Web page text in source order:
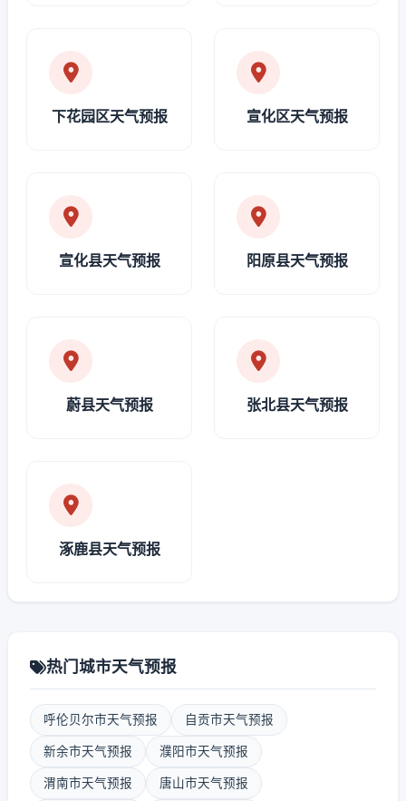
下花园区天气预报 宣化区天气预报
宣化县天气预报 阳原县天气预报
蔚县天气预报 张北县天气预报
涿鹿县天气预报
热门城市天气预报
呼伦贝尔市天气预报 自贡市天气预报
新余市天气预报 濮阳市天气预报
渭南市天气预报 唐山市天气预报